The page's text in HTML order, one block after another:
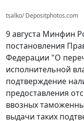
tsalko/ Depositphotos.com
9 августа Минфин
постановления
Федерации "О
исполнительной
подтверждение
предоставления
ввозных
выдачи таких